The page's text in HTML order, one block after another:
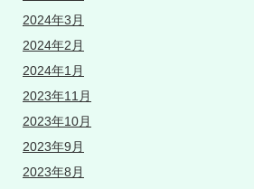
2024年3月
2024年2月
2024年1月
2023年11月
2023年10月
2023年9月
2023年8月